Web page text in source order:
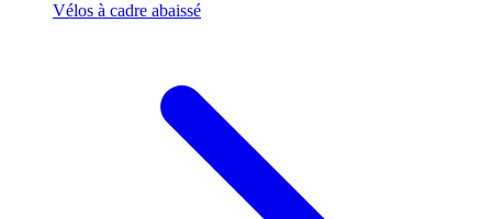
Vélos à cadre abaissé